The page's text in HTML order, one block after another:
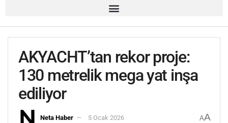
AKYACHT’tan rekor proje:
130 metrelik mega yat inşa
ediliyor
Neta Haber 5 Ocak 2026 AA